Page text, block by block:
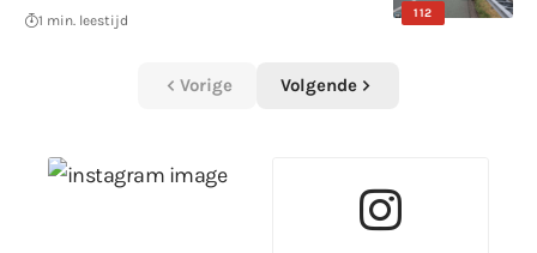
112
1 min. leestijd
Vorige Volgende